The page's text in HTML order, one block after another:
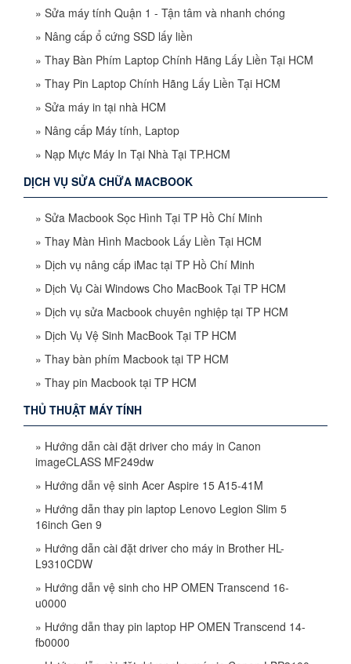
» Sửa máy tính Quận 1 - Tận tâm và nhanh chóng
» Nâng cấp ổ cứng SSD lấy liền
» Thay Bàn Phím Laptop Chính Hãng Lấy Liền Tại HCM
» Thay Pin Laptop Chính Hãng Lấy Liền Tại HCM
» Sửa máy in tại nhà HCM
» Nâng cấp Máy tính, Laptop
» Nạp Mực Máy In Tại Nhà Tại TP.HCM
DỊCH VỤ SỬA CHỮA MACBOOK
» Sửa Macbook Sọc Hình Tại TP Hồ Chí Minh
» Thay Màn Hình Macbook Lấy Liền Tại HCM
» Dịch vụ nâng cấp iMac tại TP Hồ Chí Minh
» Dịch Vụ Cài Windows Cho MacBook Tại TP HCM
» Dịch vụ sửa Macbook chuyên nghiệp tại TP HCM
» Dịch Vụ Vệ Sinh MacBook Tại TP HCM
» Thay bàn phím Macbook tại TP HCM
» Thay pin Macbook tại TP HCM
THỦ THUẬT MÁY TÍNH
» Hướng dẫn cài đặt driver cho máy in Canon
imageCLASS MF249dw
» Hướng dẫn vệ sinh Acer Aspire 15 A15-41M
» Hướng dẫn thay pin laptop Lenovo Legion Slim 5
16inch Gen 9
» Hướng dẫn cài đặt driver cho máy in Brother HL-
L9310CDW
» Hướng dẫn vệ sinh cho HP OMEN Transcend 16-
u0000
» Hướng dẫn thay pin laptop HP OMEN Transcend 14-
fb0000